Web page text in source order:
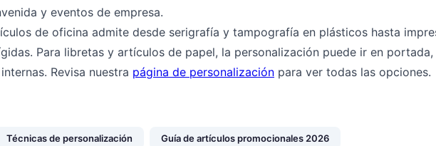
y eventos de empresa.
de oficina admite desde serigrafía y tampografía en plásticos hasta
Para libretas y artículos de papel, la personalización puede ir en portada,
Revisa nuestra página de personalización para ver todas las opciones.
Técnicas de personalización Guía de artículos promocionales 2026